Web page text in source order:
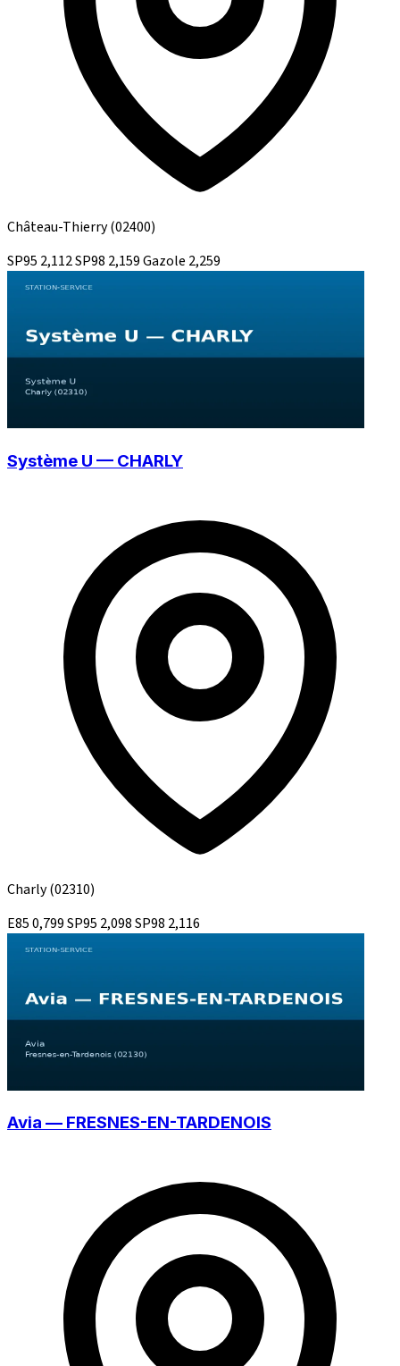
Château-Thierry(02400)
SP95 2,112SP98 2,159Gazole 2,259
Système U — CHARLY
Charly(02310)
E850,799SP95 2,098SP98 2,116
Avia — FRESNES-EN-TARDENOIS